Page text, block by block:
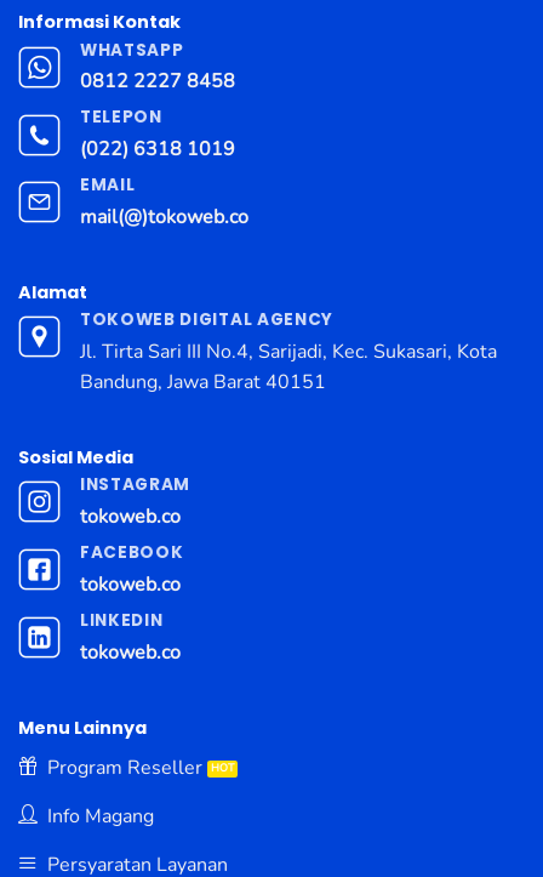
Informasi Kontak
WHATSAPP
0812 2227 8458
TELEPON
(022) 6318 1019
EMAIL
mail(@)tokoweb.co
Alamat
TOKOWEB DIGITAL AGENCY
Jl. Tirta Sari III No.4, Sarijadi, Kec. Sukasari, Kota
Bandung, Jawa Barat 40151
Sosial Media
INSTAGRAM
tokoweb.co
FACEBOOK
tokoweb.co
LINKEDIN
tokoweb.co
Menu Lainnya
Program Reseller
Info Magang
Persyaratan Layanan